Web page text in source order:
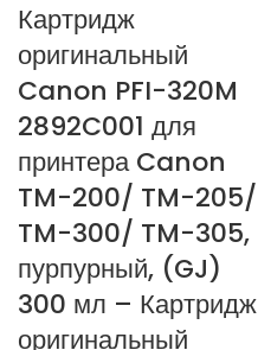
Картридж
оригинальный
Canon PFI-320M
2892C001 для
принтера Canon
TM-200/ TM-205/
TM-300/ TM-305,
пурпурный, (GJ)
300 мл – Картридж
оригинальный